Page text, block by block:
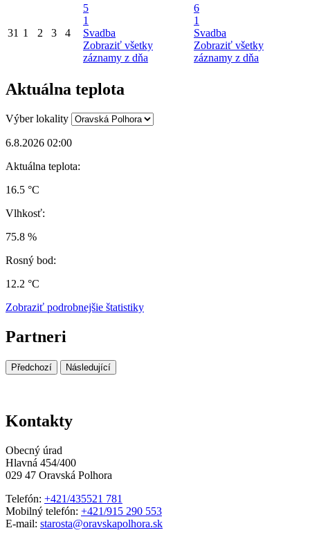
31 1 2 3 4
5
1
Svadba
Zobraziť všetky
záznamy z dňa
6
1
Svadba
Zobraziť všetky
záznamy z dňa
Aktuálna teplota
Výber lokality
6.8.2026 02:00
Aktuálna teplota:
16.5 °C
Vlhkosť:
75.8 %
Rosný bod:
12.2 °C
Zobraziť podrobnejšie štatistiky
Partneri
Předchozí Následující
Kontakty
Obecný úrad
Hlavná 454/400
029 47 Oravská Polhora
Telefón: +421/435521 781
Mobilný telefón: +421/915 290 553
E-mail: starosta@oravskapolhora.sk